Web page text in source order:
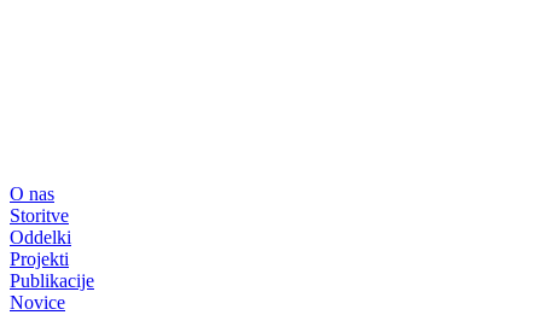
O nas
Storitve
Oddelki
Projekti
Publikacije
Novice